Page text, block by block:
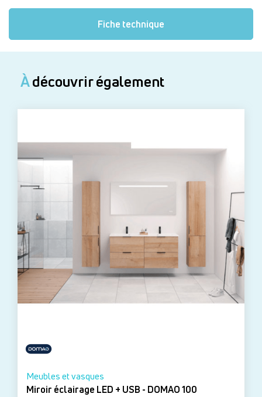
Fiche technique
Àdécouvrir également
Meubles et vasques
Miroir éclairage LED + USB - DOMAO 100